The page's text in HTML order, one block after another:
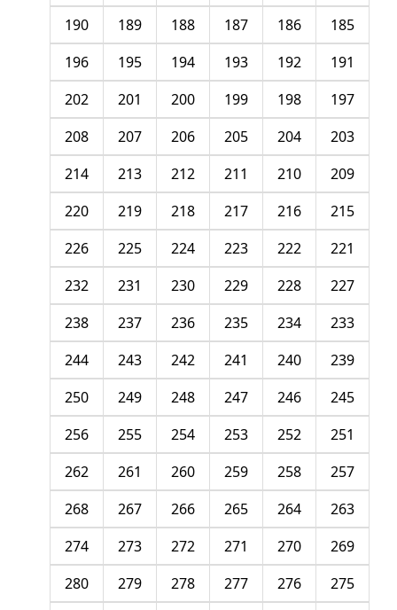
185
186
187
188
189
190
191
192
193
194
195
196
197
198
199
200
201
202
203
204
205
206
207
208
209
210
211
212
213
214
215
216
217
218
219
220
221
222
223
224
225
226
227
228
229
230
231
232
233
234
235
236
237
238
239
240
241
242
243
244
245
246
247
248
249
250
251
252
253
254
255
256
257
258
259
260
261
262
263
264
265
266
267
268
269
270
271
272
273
274
275
276
277
278
279
280